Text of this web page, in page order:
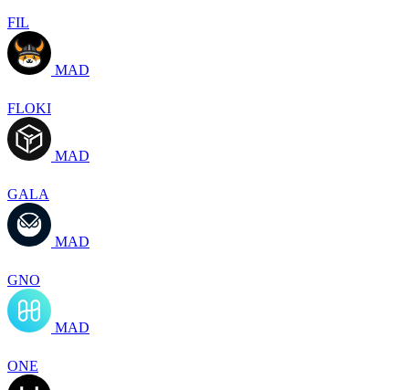
FIL
MAD
FLOKI
MAD
GALA
MAD
GNO
MAD
ONE